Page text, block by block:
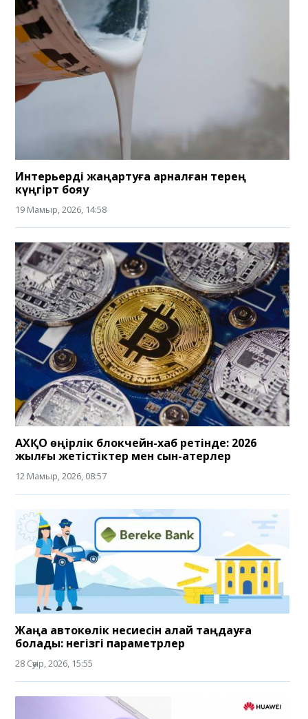
Интерьерді жаңартуға арналған терең
күңгірт бояу
19 Мамыр, 2026, 14:58
АХҚО өңірлік блокчейн-хаб ретінде: 2026
жылғы жетістіктер мен сын-қатерлер
12 Мамыр, 2026, 08:57
Жаңа автокөлік несиесін қалай таңдауға
болады: негізгі параметрлер
28 Сәуір, 2026, 15:55